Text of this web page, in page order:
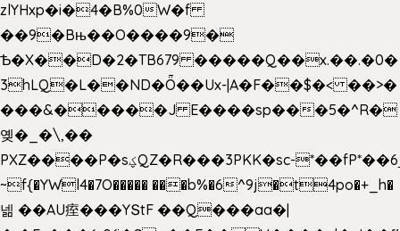
zlYHxp�i�4�B%0W�f
��9�Bњ��O����9�
Ѣ�X��D�2�TB679 �����Q��x.��.�0�
3hLQ�L��ND�Ȫ��Ux-|A�F��$�< ��>�
���&�����J E����sp���5�^R�
옞�_�\,��
PXZ����P�sؼQZ�R���3PKK�sc-*��fP*��6_̦Q���H�hl��a��j��dӤ�ܥ�Ք�7�)S�_3y��@�n-
~f{�YWl4�7O����� ���b%�6^9j�t4po�+_h�
넮 ��AU痓���YՏtF ��Q���aa�|